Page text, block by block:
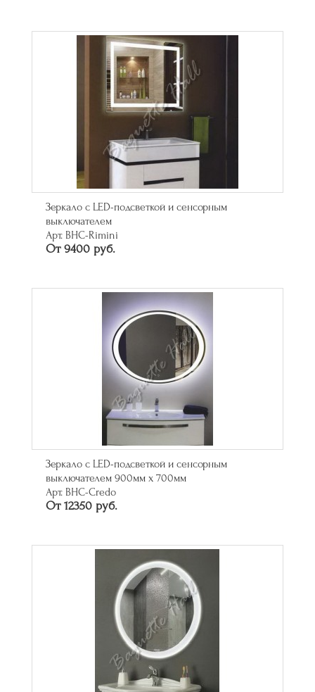
Зеркало с LED-подсветкой и сенсорным
выключателем
Арт. BHC-Rimini
От 9400 руб.
Зеркало с LED-подсветкой и сенсорным
выключателем 900мм x 700мм
Арт. BHC-Credo
От 12350 руб.